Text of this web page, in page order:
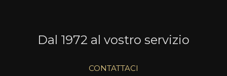
Dal 1972 al vostro servizio
CONTATTACI